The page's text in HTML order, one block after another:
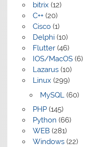
bitrix (12)
C++(20)
Cisco(1)
Delphi(10)
Flutter(46)
IOS/MacOS(6)
Lazarus(10)
Linux (299)
MySQL(60)
PHP(145)
Python (66)
WEB(281)
Windows(22)